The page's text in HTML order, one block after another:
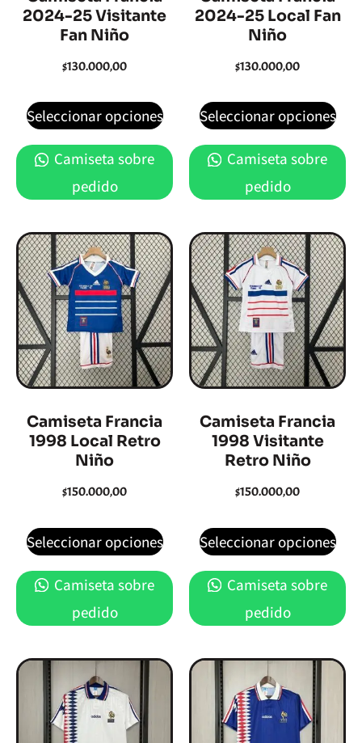
2024-25 Visitante
Fan Niño
$130.000,00
Seleccionar opciones
Camiseta sobre
pedido
2024-25 Local Fan
Niño
$130.000,00
Seleccionar opciones
Camiseta sobre
pedido
Camiseta Francia
1998 Local Retro
Niño
$150.000,00
Seleccionar opciones
Camiseta sobre
pedido
Camiseta Francia
1998 Visitante
Retro Niño
$150.000,00
Seleccionar opciones
Camiseta sobre
pedido